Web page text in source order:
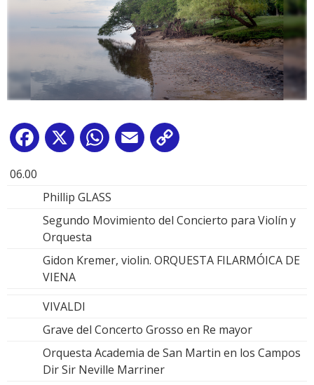
Facebook
X WhatsApp
Email
06.00
Phillip GLASS
Segundo Movimiento del Concierto para Violín y
Orquesta
Gidon Kremer, violin. ORQUESTA FILARMÓICA DE
VIENA
VIVALDI
Grave del Concerto Grosso en Re mayor
Orquesta Academia de San Martin en los Campos
Dir Sir Neville Marriner